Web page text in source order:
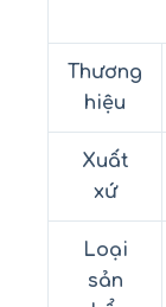
Thương
hiệu
Xuất
xứ
Loại
sản